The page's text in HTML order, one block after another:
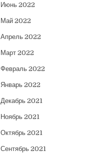
Июнь 2022
Май 2022
Апрель 2022
Март 2022
Февраль 2022
Январь 2022
Декабрь 2021
Ноябрь 2021
Октябрь 2021
Сентябрь 2021